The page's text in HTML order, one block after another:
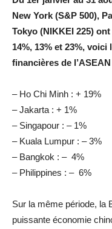
New York (S&P 500),
Tokyo (NIKKEI 225)
14%, 13% et 23%,
financières de
– Ho Chi Minh : + 19%
– Jakarta : + 1%
– Singapour : – 1%
– Kuala Lumpur : – 3%
– Bangkok : – 4%
– Philippines : – 6%
Sur la même période, la
puissante économie